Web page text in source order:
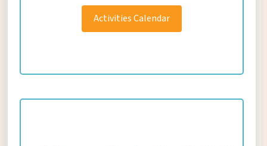
Activities Calendar